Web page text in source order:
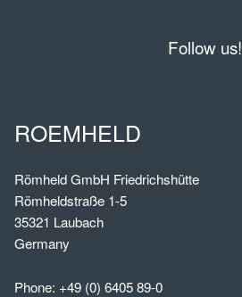
Follow us!
ROEMHELD
Römheld GmbH Friedrichshütte
Römheldstraße 1-5
35321 Laubach
Germany
Phone: +49 (0) 6405 89-0